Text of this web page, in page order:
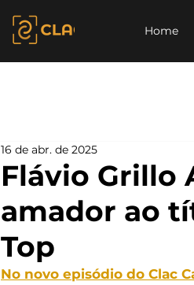
Home
Flávio Grillo
amador ao
Top
16 de abr. de 2025
No novo episódio do Clac